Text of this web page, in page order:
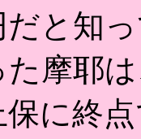
と知
摩耶
に終